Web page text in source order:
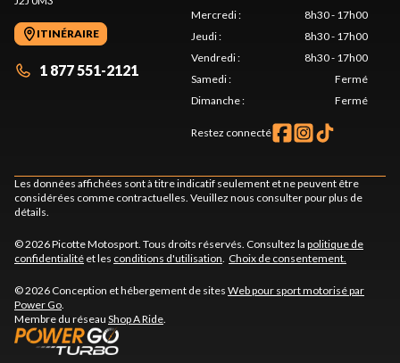
ITINÉRAIRE
1 877 551-2121
Mercredi:
8h30 - 17h00
Jeudi:
8h30 - 17h00
Vendredi:
8h30 - 17h00
Samedi:
Fermé
Dimanche: Fermé
Restez connecté
Les données affichées sont à titre indicatif seulement et ne peuvent être
considérées comme contractuelles. Veuillez nous consulter pour plus de
détails.
© 2026 Picotte Motosport. Tous droits réservés. Consultez la politique de
confidentialité et les conditions d'utilisation. Choix de consentement.
© 2026 Conception et hébergement de sites Web pour sport motorisé par
Power Go.
Membre du réseau Shop A Ride.